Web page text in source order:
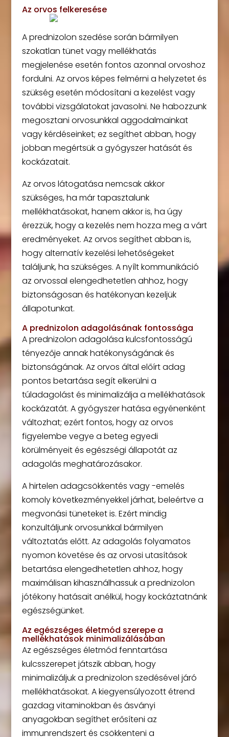
Az orvos felkeresése
A prednizolon szedése során bármilyen
szokatlan tünet vagy mellékhatás
megjelenése esetén fontos azonnal orvoshoz
fordulni. Az orvos képes felmérni a helyzetet és
szükség esetén módosítani a kezelést vagy
további vizsgálatokat javasolni. Ne habozzunk
megosztani orvosunkkal aggodalmainkat
vagy kérdéseinket; ez segíthet abban, hogy
jobban megértsük a gyógyszer hatását és
kockázatait.
Az orvos látogatása nemcsak akkor
szükséges, ha már tapasztalunk
mellékhatásokat, hanem akkor is, ha úgy
érezzük, hogy a kezelés nem hozza meg a várt
eredményeket. Az orvos segíthet abban is,
hogy alternatív kezelési lehetőségeket
találjunk, ha szükséges. A nyílt kommunikáció
az orvossal elengedhetetlen ahhoz, hogy
biztonságosan és hatékonyan kezeljük
állapotunkat.
A prednizolon adagolásának fontossága
A prednizolon adagolása kulcsfontosságú
tényezője annak hatékonyságának és
biztonságának. Az orvos által előírt adag
pontos betartása segít elkerülni a
túladagolást és minimalizálja a mellékhatások
kockázatát. A gyógyszer hatása egyénenként
változhat; ezért fontos, hogy az orvos
figyelembe vegye a beteg egyedi
körülményeit és egészségi állapotát az
adagolás meghatározásakor.
A hirtelen adagcsökkentés vagy -emelés
komoly következményekkel járhat, beleértve a
megvonási tüneteket is. Ezért mindig
konzultáljunk orvosunkkal bármilyen
változtatás előtt. Az adagolás folyamatos
nyomon követése és az orvosi utasítások
betartása elengedhetetlen ahhoz, hogy
maximálisan kihasználhassuk a prednizolon
jótékony hatásait anélkül, hogy kockáztatnánk
egészségünket.
Az egészséges életmód szerepe a
mellékhatások minimalizálásában
Az egészséges életmód fenntartása
kulcsszerepet játszik abban, hogy
minimalizáljuk a prednizolon szedésével járó
mellékhatásokat. A kiegyensúlyozott étrend
gazdag vitaminokban és ásványi
anyagokban segíthet erősíteni az
immunrendszert és csökkenteni a